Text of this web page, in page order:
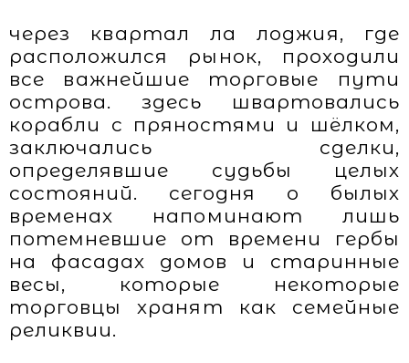
через квартал ла лоджия, где
расположился рынок, проходили
все важнейшие торговые пути
острова. здесь швартовались
корабли с пряностями и шёлком,
заключались сделки,
определявшие судьбы целых
состояний. сегодня о былых
временах напоминают лишь
потемневшие от времени гербы
на фасадах домов и старинные
весы, которые некоторые
торговцы хранят как семейные
реликвии.